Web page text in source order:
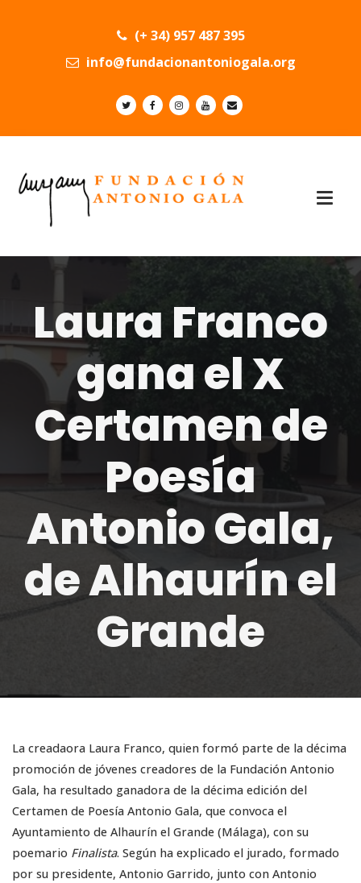
(+ 34) 957 487 395
info@fundacionantoniogala.org
Laura Franco
gana el X
Certamen de
Poesía
Antonio Gala,
de Alhaurín el
Grande
La creadaora Laura Franco, quien formó parte de la décima
promoción de jóvenes creadores de la Fundación Antonio
Gala, ha resultado ganadora de la décima edición del
Certamen de Poesía Antonio Gala, que convoca el
Ayuntamiento de Alhaurín el Grande (Málaga), con su
poemario Finalista. Según ha explicado el jurado, formado
por su presidente, Antonio Garrido, junto con Antonio